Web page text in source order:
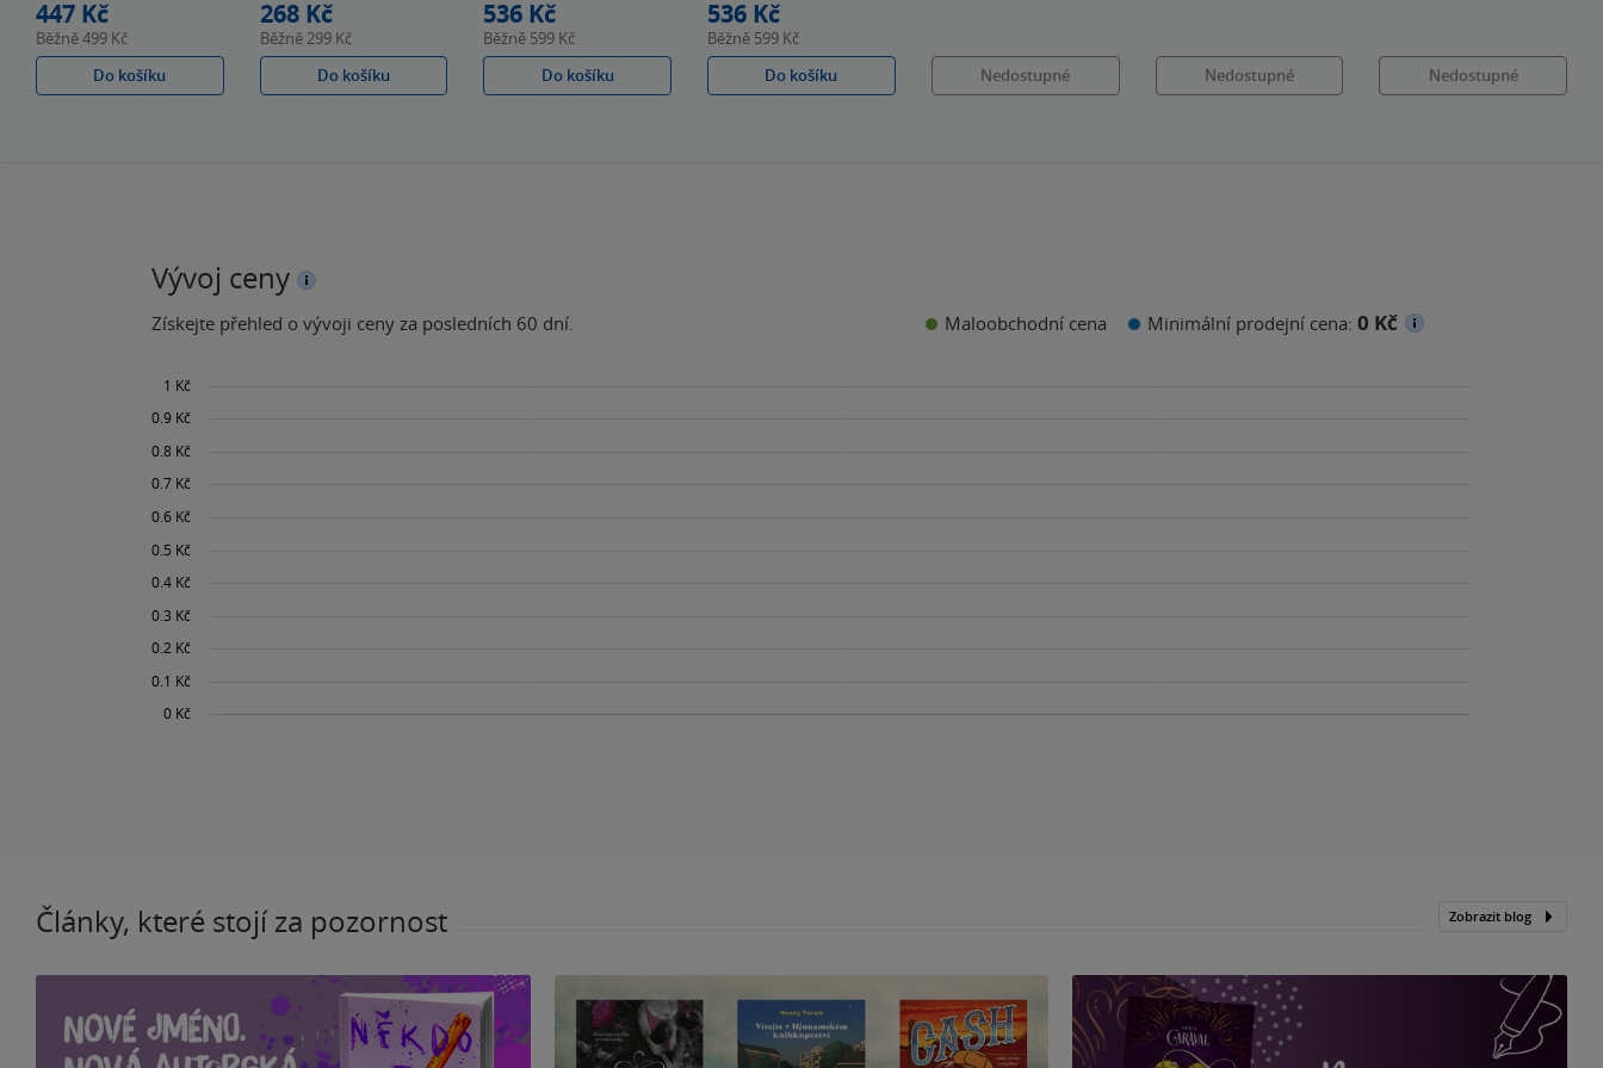
447 Kč
Běžně499 Kč
Do košíku
268 Kč
Běžně299 Kč
Do košíku
536 Kč
Běžně 599 Kč
Do košíku
536 Kč
Běžně 599 Kč
Do košíku
Nedostupné Nedostupné Nedostupné
Vývoj ceny
Získejte přehled o vývoji ceny za posledních 60 dní. Maloobchodní cena Minimální prodejní cena: 0 Kč
Články, které stojí za pozornost Zobrazit blog